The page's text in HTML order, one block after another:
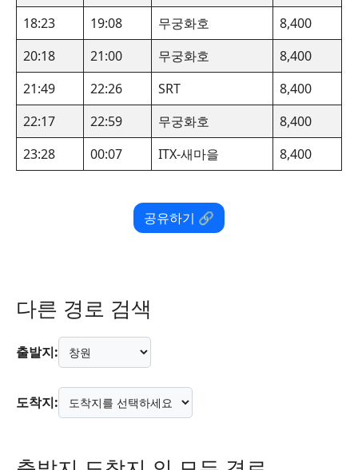
18:23
19:08 무궁화호
8,400
20:18
21:00 무궁화호
8,400
21:49
22:26 SRT
8,400
22:17
22:59 무궁화호
8,400
23:28
00:07 ITX-새마을 8,400
공유하기 🔗
다른 경로 검색
출발지:
도착지: